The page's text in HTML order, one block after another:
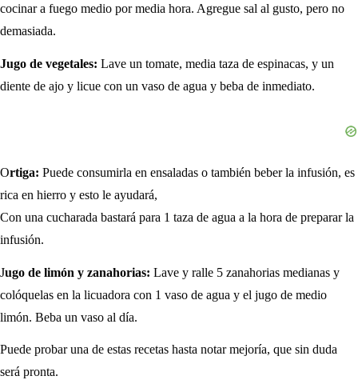
cocinar a fuego medio por media hora. Agregue sal al gusto, pero no
demasiada.
Jugo de vegetales: Lave un tomate, media taza de espinacas, y un
diente de ajo y licue con un vaso de agua y beba de inmediato.
Ortiga: Puede consumirla en ensaladas o también beber la infusión, es
rica en hierro y esto le ayudará,
Con una cucharada bastará para 1 taza de agua a la hora de preparar la
infusión.
Jugo de limón y zanahorias: Lave y ralle 5 zanahorias medianas y
colóquelas en la licuadora con 1 vaso de agua y el jugo de medio
limón. Beba un vaso al día.
Puede probar una de estas recetas hasta notar mejoría, que sin duda
será pronta.